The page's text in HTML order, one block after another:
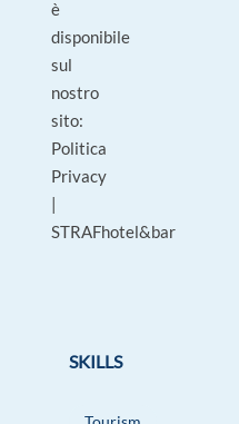
è
disponibile
sul
nostro
sito:
Politica
Privacy
|
STRAFhotel&bar
SKILLS